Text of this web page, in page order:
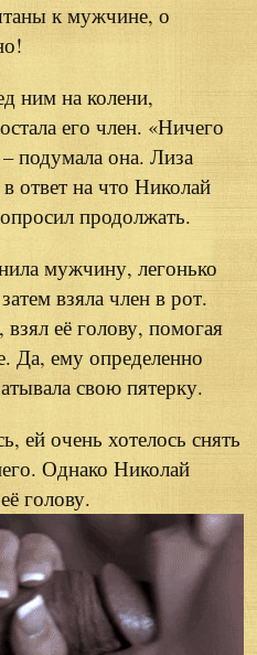
к мужчине, о
ним на колени,
его член. «Ничего
подумала она. Лиза
ответ на что Николай
продолжать.
мужчину, легонько
взяла член в рот.
её голову, помогая
Да, ему определенно
свою пятерку.
ей очень хотелось снять
Однако Николай
голову.